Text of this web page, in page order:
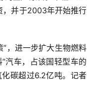
，并于2003年开始推行
，进一步扩大生物燃料
汽车，占该国轻型车的
碳超过6.2亿吨。记者